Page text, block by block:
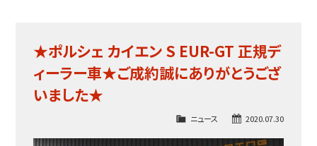
★ポルシェ カイエン S EUR-GT 正規デ
ィーラー車★ご成約誠にありがとうござ
いました★
2020.07.30
ニュース